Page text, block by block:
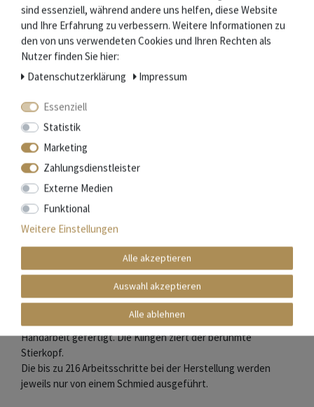
Gewicht: 66 g
Lieferumfang
Leinenbeutel mit Aufdruck
Zertifikat des Herstellers
Die Schmiede Laguiole en Aubrac
Im Südwesten Frankreichs, im Département Aveyron, werden
seit Mitte des 19. Jahrhunderts die weltweit
bekannten Laguiole Messer hergestellt.
Laguiole en Aubrac zählt zu den besten Schmieden der
Region, die sich besonders durch Qualität und Bewahrung der
Tradition auszeichnen.
Messer und Griffschalen werden aus edlen Materialien in
Handarbeit gefertigt. Die Klingen ziert der berühmte
Stierkopf.
Die bis zu 216 Arbeitsschritte bei der Herstellung werden
jeweils nur von einem Schmied ausgeführt.
sind essenziell, während andere uns helfen, diese Website
und Ihre Erfahrung zu verbessern. Weitere Informationen zu
den von uns verwendeten Cookies und Ihren Rechten als
Nutzer finden Sie hier:
Daten­schutz­erklärung
Impressum
Essenziell
Statistik
Marketing
Zahlungsdienstleister
Externe Medien
Funktional
Weitere Einstellungen
Alle akzeptieren
Auswahl akzeptieren
Alle ablehnen